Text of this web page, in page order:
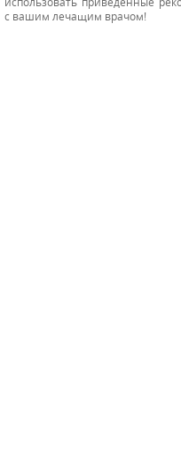
с вашим лечащим врачом!